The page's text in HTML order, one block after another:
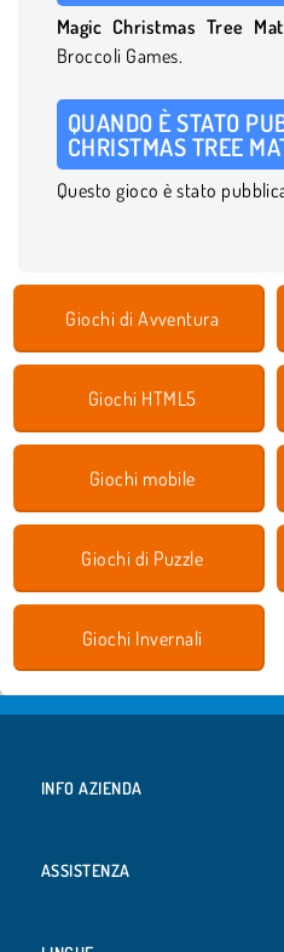
Magic Christmas Tree
Broccoli Games.
QUANDO È STATO
CHRISTMAS TREE
Questo gioco è stato
Giochi di Avventura
Giochi HTML5
Giochi mobile
Giochi di Puzzle
Giochi Invernali
INFO AZIENDA
ASSISTENZA